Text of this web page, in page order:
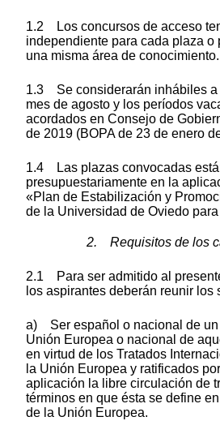
1.2 Los concursos de acceso
independiente para cada plaza o
una misma área de conocimiento.
1.3 Se considerarán inhábiles a
mes de agosto y los períodos
acordados en Consejo de
de 2019 (BOPA de 23 de enero
1.4 Las plazas convocadas
presupuestariamente en la
«Plan de Estabilización y
de la Universidad de Oviedo
2. Requisitos de los
2.1 Para ser admitido al
los aspirantes deberán reunir los
a) Ser español o nacional de un
Unión Europea o nacional de
en virtud de los Tratados
la Unión Europea y ratificados
aplicación la libre circulación de
términos en que ésta se define
de la Unión Europea.